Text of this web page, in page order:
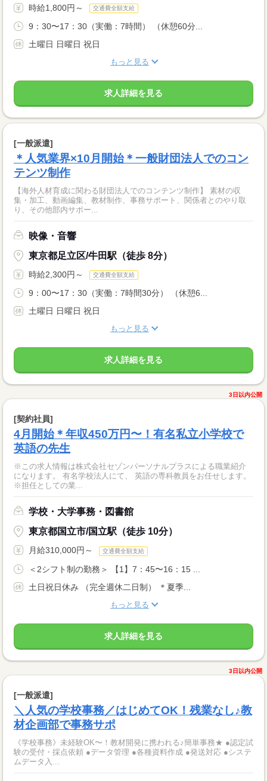
時給1,800円～ 交通費全額支給
9：30〜17：30（実働：7時間） （休憩60分...
土曜日 日曜日 祝日
もっと見る
求人詳細を見る
[一般派遣]
＊人気業界×10月開始＊一般財団法人でのコン
テンツ制作
【海外人材育成に関わる財団法人でのコンテンツ制作】 素材の収
集・加工、動画編集、教材制作、事務サポート、関係者とのやり取
り、その他部内サポー...
映像・音響
東京都足立区/牛田駅（徒歩 8分）
時給2,300円～ 交通費全額支給
9：00〜17：30（実働：7時間30分） （休憩6...
土曜日 日曜日 祝日
もっと見る
求人詳細を見る
3日以内公開
[契約社員]
4月開始＊年収450万円〜！有名私立小学校で
英語の先生
※この求人情報は株式会社セゾンパーソナルプラスによる職業紹介
になります。 有名学校法人にて、 英語の専科教員をお任せします。
※担任としての業...
学校・大学事務・図書館
東京都国立市/国立駅（徒歩 10分）
月給310,000円～ 交通費全額支給
＜2シフト制の勤務＞ 【1】7：45〜16：15 ...
土日祝日休み （完全週休二日制） ＊夏季...
もっと見る
求人詳細を見る
3日以内公開
[一般派遣]
＼人気の学校事務／はじめてOK！残業なし♪教
材企画部で事務サポ
《学校事務》未経験OK〜！教材開発に携われる♪簡単事務★ ●認定試
験の受付・採点依頼 ●データ管理 ●各種資料作成 ●発送対応 ●システ
ムデータ入...